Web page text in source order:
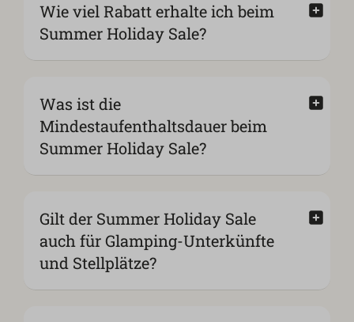
Wie viel Rabatt erhalte ich beim
Summer Holiday Sale?
Was ist die
Mindestaufenthaltsdauer beim
Summer Holiday Sale?
Gilt der Summer Holiday Sale
auch für Glamping-Unterkünfte
und Stellplätze?